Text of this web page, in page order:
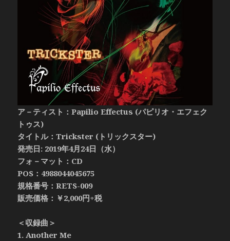
ア－ティスト：Papilio Effectus (パピリオ・エフェク
トゥス)
タイトル：Trickster (トリックスター)
発売日: 2019年4月24日（水）
フォ－マット：CD
POS：4988044045675
規格番号：RETS-009
販売価格：￥2,000円+税
＜収録曲＞
1. Another Me